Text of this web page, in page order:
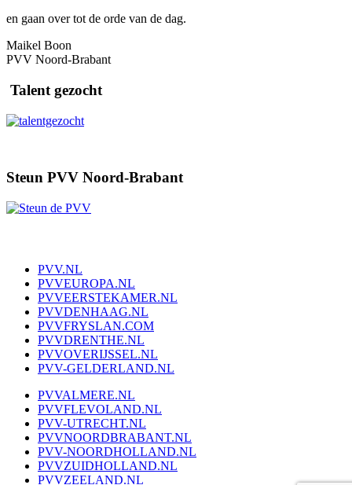
en gaan over tot de orde van de dag.
Maikel Boon
PVV Noord-Brabant
Talent gezocht
Steun PVV Noord-Brabant
PVV.NL
PVVEUROPA.NL
PVVEERSTEKAMER.NL
PVVDENHAAG.NL
PVVFRYSLAN.COM
PVVDRENTHE.NL
PVVOVERIJSSEL.NL
PVV-GELDERLAND.NL
PVVALMERE.NL
PVVFLEVOLAND.NL
PVV-UTRECHT.NL
PVVNOORDBRABANT.NL
PVV-NOORDHOLLAND.NL
PVVZUIDHOLLAND.NL
PVVZEELAND.NL